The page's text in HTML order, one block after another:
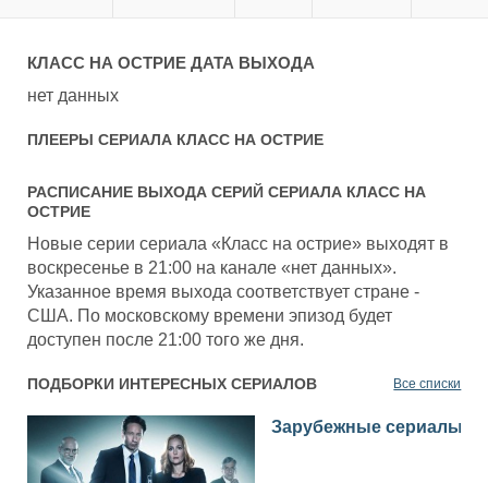
КЛАСС НА ОСТРИЕДАТА ВЫХОДА
нет данных
ПЛЕЕРЫ СЕРИАЛА КЛАСС НА ОСТРИЕ
РАСПИСАНИЕ ВЫХОДА СЕРИЙ СЕРИАЛА КЛАСС НА
ОСТРИЕ
Новые серии сериала «Класс на острие» выходят в
воскресенье в 21:00 на канале «нет данных».
Указанное время выхода соответствует стране -
США. По московскому времени эпизод будет
доступен после 21:00 того же дня.
ПОДБОРКИ ИНТЕРЕСНЫХ СЕРИАЛОВ Все списки
Зарубежные сериалы